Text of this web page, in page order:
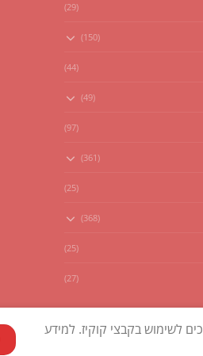
(29)
(150)
(44)
(49)
(97)
(361)
(25)
(368)
(25)
(27)
לשימוש בקבצי קוקיז. למידע